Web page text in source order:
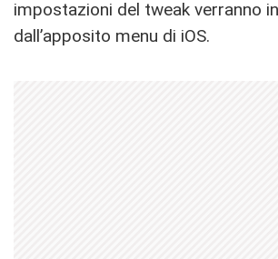
impostazioni del tweak verranno
dall’apposito menu di iOS.